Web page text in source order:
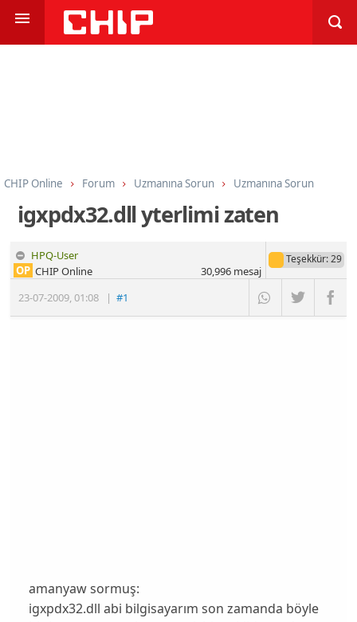
CHIP Online Forum Uzmanına Sorun Uzmanına Sorun
igxpdx32.dll yterlimi zaten
HPQ-User
23-07-2009,01:08 |#1
OP CHIP Online
Teşekkür: 29
30,996mesaj
amanyaw sormuş:
igxpdx32.dll abi bilgisayarım son zamanda böyle